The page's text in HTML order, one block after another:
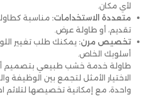
لأي مكان.
متعددة الاستخدامات: مناسبة
تقديم، أو طاولة عرض.
تخصيص مرن: يمكنك طلب تغيير
أسلوبك الخاص.
طاولة خدمة خشب طبيعي بتصميم
الاختيار الأمثل لتجمع بين
واحدة، مع إمكانية تخصيصها لتلائم